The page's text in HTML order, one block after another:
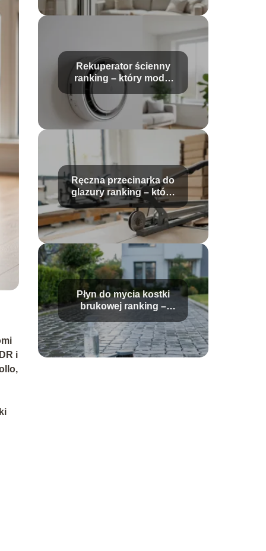
i
,
Rekuperator ścienny
ranking – który model
Ręczna przecinarka do
glazury ranking – które
modele wybrać?
Płyn do mycia kostki
brukowej ranking –
który wybrać?